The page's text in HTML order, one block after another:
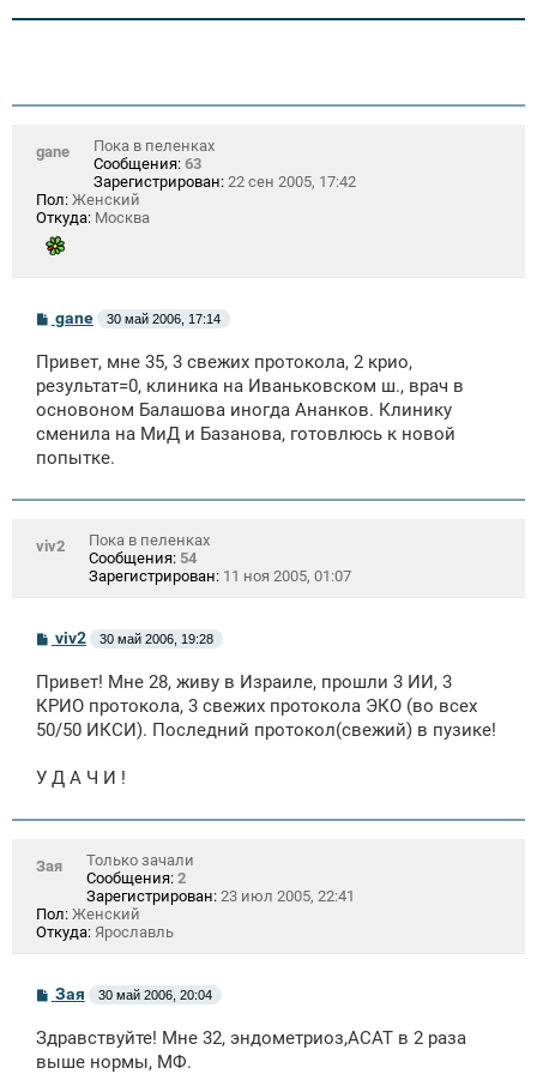
gane
Пока в пеленках
Сообщения: 63
Зарегистрирован: 22 сен 2005, 17:42
Пол: Женский
Откуда: Москва
С
о
б
щ
н
и
gane 30 май 2006, 17:14
Привет, мне 35, 3 свежих протокола, 2 крио,
результат=0, клиника на Иваньковском ш., врач в
основоном Балашова иногда Ананков. Клинику
сменила на МиД и Базанова, готовлюсь к новой
попытке.
viv2
Пока в пеленках
Сообщения: 54
Зарегистрирован: 11 ноя 2005, 01:07
С
б
щ
е
н
е
viv2 30 май 2006, 19:28
Привет! Мне 28, живу в Израиле, прошли 3 ИИ, 3
КРИО протокола, 3 свежих протокола ЭКО (во всех
50/50 ИКСИ). Последний протокол(свежий) в пузике!
У Д А Ч И !
Зая
Только зачали
Сообщения: 2
Зарегистрирован: 23 июл 2005, 22:41
Пол: Женский
Откуда: Ярославль
С
б
щ
Зая 30 май 2006, 20:04
Здравствуйте! Мне 32, эндометриоз,АСАТ в 2 раза
выше нормы, МФ.